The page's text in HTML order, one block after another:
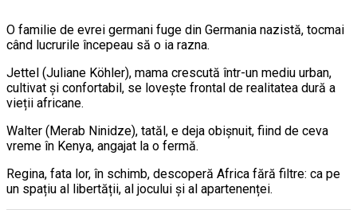
O familie de evrei germani fuge din Germania nazistă, tocmai
când lucrurile începeau să o ia razna.
Jettel (Juliane Köhler), mama crescută într-un mediu urban,
cultivat și confortabil, se lovește frontal de realitatea dură a
vieții africane.
Walter (Merab Ninidze), tatăl, e deja obișnuit, fiind de ceva
vreme în Kenya, angajat la o fermă.
Regina, fata lor, în schimb, descoperă Africa fără filtre: ca pe
un spațiu al libertății, al jocului și al apartenenței.